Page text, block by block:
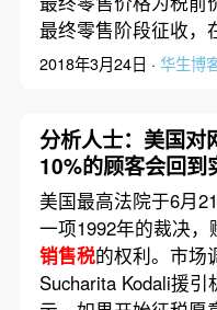
最终零售阶段征收
2018年3月24日 · 华生博
分析人士：美国对
10%的顾客会回到
美国最高法院于6月
一项1992年的裁决
销售税的权利。市场
Sucharita Kodali援